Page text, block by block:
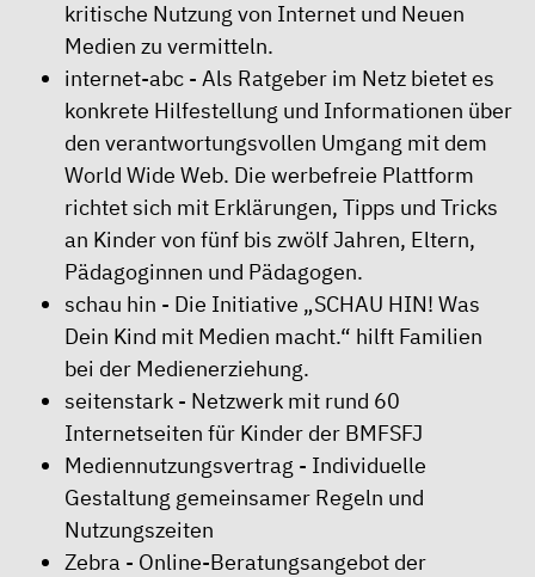
kritische Nutzung von Internet und Neuen
Medien zu vermitteln.
internet-abc - Als Ratgeber im Netz bietet es
konkrete Hilfestellung und Informationen über
den verantwortungsvollen Umgang mit dem
World Wide Web. Die werbefreie Plattform
richtet sich mit Erklärungen, Tipps und Tricks
an Kinder von fünf bis zwölf Jahren, Eltern,
Pädagoginnen und Pädagogen.
schau hin - Die Initiative „SCHAU HIN! Was
Dein Kind mit Medien macht.“ hilft Familien
bei der Medienerziehung.
seitenstark - Netzwerk mit rund 60
Internetseiten für Kinder der BMFSFJ
Mediennutzungsvertrag - Individuelle
Gestaltung gemeinsamer Regeln und
Nutzungszeiten
Zebra - Online-Beratungsangebot der